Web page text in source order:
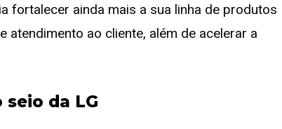
fortalecer ainda mais a sua linha de produtos
ao cliente, além de acelerar a
da LG